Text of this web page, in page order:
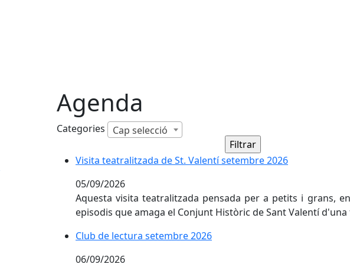
Agenda
Categories Cap selecció
Visita teatralitzada de St. Valentí setembre 2026
Visita teatralitzada de St. Valentí setembre 2026
05/09/2026
Aquesta visita teatralitzada pensada per a petits i grans,
episodis que amaga el Conjunt Històric de Sant Valentí
Club de lectura setembre 2026
Club de lectura setembre 2026
06/09/2026